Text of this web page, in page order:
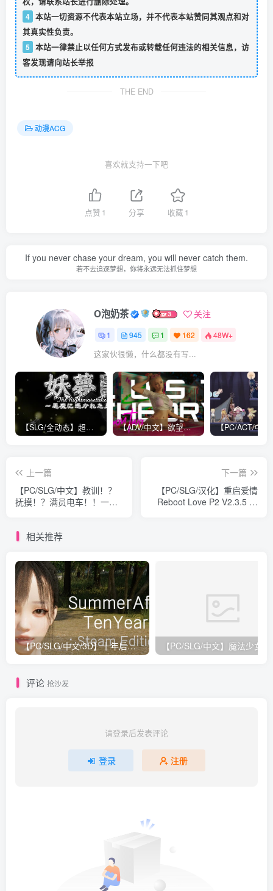
4 本站一切资源不代表本站立场，并不代表本站赞同其观点和对
其真实性负责。
5 本站一律禁止以任何方式发布或转载任何违法的相关信息，访
客发现请向站长举报
THE END
动漫ACG
喜欢就支持一下吧
点赞 1 分享 收藏 1
If you never chase your dream, you will never catch them.
若不去追逐梦想，你将永远无法抓住梦想
O泡奶茶 关注
1 945 1 162 48W+
这家伙很懒，什么都没有写...
【SLG/全动态】超级互动：妖梦员~梦魇制造者 V1.5正式版【全CV/13.5G】 【ADV/中文】欲望理论 第二季 Lust Theory S2 V1.0.3 STEAM官方中文版【16.4G】
上一篇
【PC/SLG/中文】教训！？
抚摸！？满员电车！！一之
下一篇
【PC/SLG/汉化】重启爱情
Reboot Love P2 V2.3.5 汉
相关推荐
【PC/SLG/中文/3D】十年后的夏天 Build.12038833 STEAM官方中文版【4.2G】
评论 抢沙发
请登录后发表评论
登录 注册